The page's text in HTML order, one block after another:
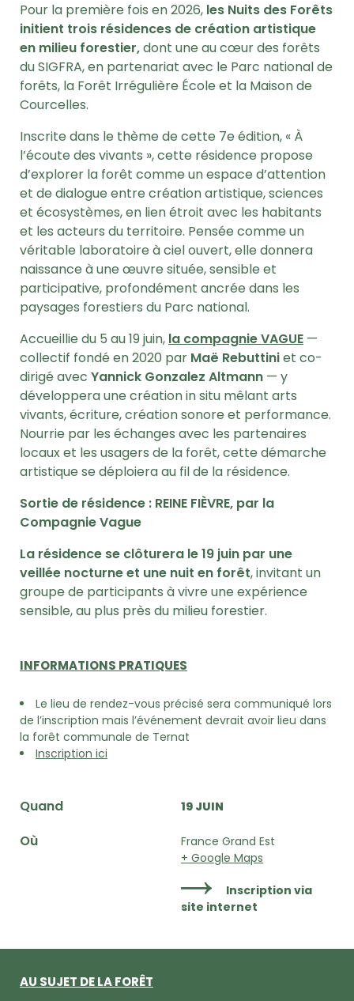
Pour la première fois en 2026, les Nuits des Forêts
initient trois résidences de création artistique
en milieu forestier,dont une au cœur des forêts
du SIGFRA, en partenariat avec le Parc national de
forêts, la Forêt Irrégulière École et la Maison de
Courcelles.
Inscrite dans le thème de cette 7e édition, « À
l’écoute des vivants », cette résidence propose
d’explorer la forêt comme un espace d’attention
et de dialogue entre création artistique, sciences
et écosystèmes, en lien étroit avec les habitants
et les acteurs du territoire. Pensée comme un
véritable laboratoire à ciel ouvert, elle donnera
naissance à une œuvre située, sensible et
participative, profondément ancrée dans les
paysages forestiers du Parc national.
Accueillie du 5 au 19 juin, la compagnie VAGUE —
collectif fondé en 2020 par Maë Rebuttiniet co-
dirigé avec Yannick Gonzalez Altmann — y
développera une création in situ mêlant arts
vivants, écriture, création sonore et performance.
Nourrie par les échanges avec les partenaires
locaux et les usagers de la forêt, cette démarche
artistique se déploiera au fil de la résidence.
Sortie de résidence : REINE FIÈVRE, par la
Compagnie Vague
La résidence se clôturera le 19 juin par une
veillée nocturne et une nuit en forêt, invitant un
groupe de participants à vivre une expérience
sensible, au plus près du milieu forestier.
INFORMATIONS PRATIQUES
Le lieu de rendez-vous précisé sera communiqué lors
de l’inscription mais l’événement devrait avoir lieu dans
la forêt communale de Ternat
Inscription ici
Quand 19 JUIN
Où
France Grand Est
+ Google Maps
Inscription via
site internet
AU SUJET DE LA FORÊT